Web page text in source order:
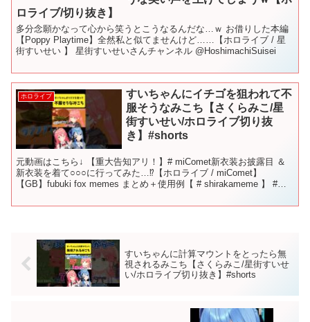
ロライブ/切り抜き】
多分念願かなって心から笑うとこうなるんだな…ｗ お借りした本編
【Poppy Playtime】全然私と似てませんけど……【ホロライブ / 星
街すいせい 】 星街すいせいさんチャンネル @HoshimachiSuisei
ホロライブ
すいちゃんにイチゴを狙われて不
服そうなみこち【さくらみこ/星
街すいせい/ホロライブ切り抜
き】#shorts
元動画はこちら↓ 【重大告知アリ！】# miComet新衣装お披露目 ＆
新衣装を着て○○○に行ってみた…⁉【ホロライブ / miComet】
【GB】fubuki fox memes まとめ＋使用例【 # shirakameme 】 #
すいちゃんに計算マウントをとったら無
視されるみこち【さくらみこ/星街すいせ
い/ホロライブ切り抜き】#shorts